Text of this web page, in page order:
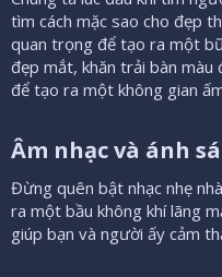
tìm cách mặc sao cho đẹp
quan trọng để tạo ra một
đẹp mắt, khăn trải bàn màu
để tạo ra một không gian
Âm nhạc và ánh
Đừng quên bật nhạc nhẹ
ra một bầu không khí lãng
giúp bạn và người ấy cảm